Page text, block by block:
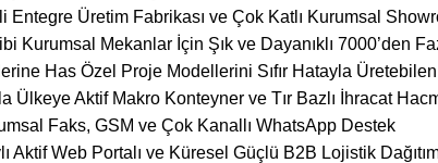
Üretim Fabrikası ve Çok Katlı Kurumsal
Kurumsal Mekanlar İçin Şık ve Dayanıklı 7000’den
Has Özel Proje Modellerini Sıfır Hatayla
Aktif Makro Konteyner ve Tır Bazlı İhracat
Faks, GSM ve Çok Kanallı WhatsApp Destek
Web Portalı ve Küresel Güçlü B2B Lojistik